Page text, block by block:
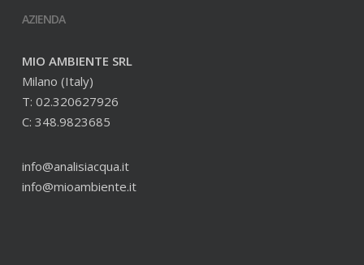
AZIENDA
MIO AMBIENTE SRL
Milano (Italy)
T: 02.320627926
C: 348.9823685
info@analisiacqua.it
info@mioambiente.it